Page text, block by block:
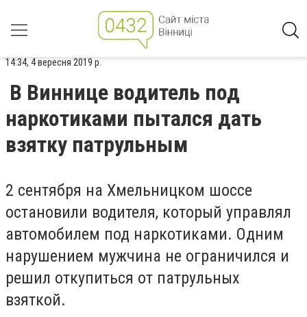
14:34, 4 вересня 2019 р.
В Виннице водитель под
наркотиками пытался дать
взятку патрульным
2 сентября на Хмельницком шоссе
остановили водителя, который управлял
автомобилем под наркотиками. Одним
нарушением мужчина не ограничился и
решил откупиться от патрульных
взяткой.